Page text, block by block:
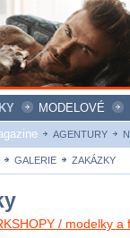
MODELOVÉ
AGENTURY
GALERIE ZAKÁZKY
/ modelky